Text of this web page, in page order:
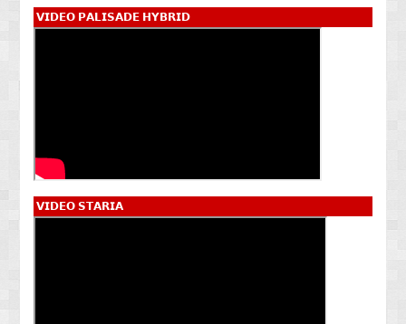
𝗩𝗜𝗗𝗘𝗢 𝗣𝗔𝗟𝗜𝗦𝗔𝗗𝗘 𝗛𝗬𝗕𝗥𝗜𝗗
𝗩𝗜𝗗𝗘𝗢 𝗦𝗧𝗔𝗥𝗜𝗔